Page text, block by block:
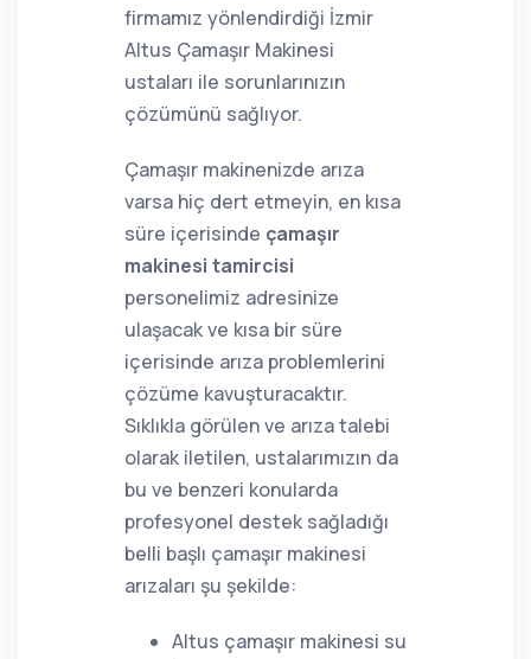
firmamız yönlendirdiği İzmir
Altus Çamaşır Makinesi
ustaları ile sorunlarınızın
çözümünü sağlıyor.
Çamaşır makinenizde arıza
varsa hiç dert etmeyin, en kısa
süre içerisinde çamaşır
makinesi tamircisi
personelimiz adresinize
ulaşacak ve kısa bir süre
içerisinde arıza problemlerini
çözüme kavuşturacaktır.
Sıklıkla görülen ve arıza talebi
olarak iletilen, ustalarımızın da
bu ve benzeri konularda
profesyonel destek sağladığı
belli başlı çamaşır makinesi
arızaları şu şekilde:
Altus çamaşır makinesi su